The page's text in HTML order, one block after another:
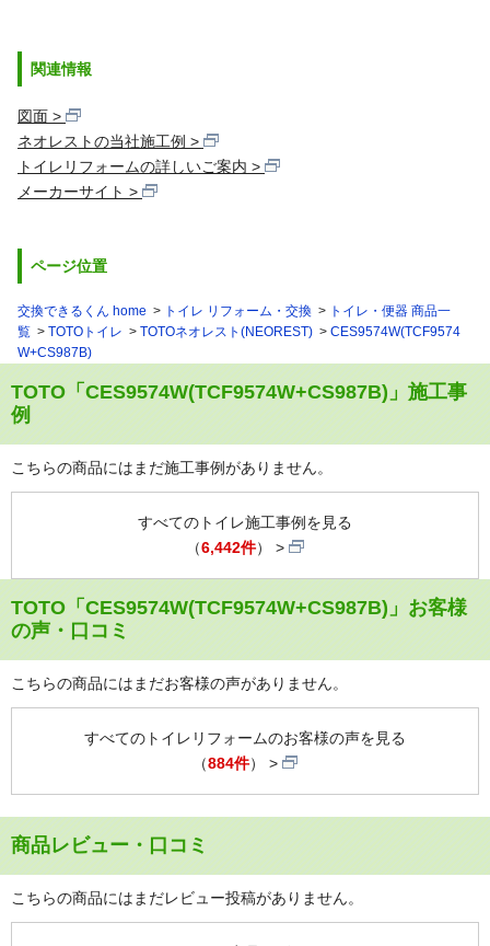
関連情報
図面
ネオレストの当社施工例
トイレリフォームの詳しいご案内
メーカーサイト
ページ位置
交換できるくん home トイレ リフォーム・交換
トイレ・便器 商品一
覧
TOTOトイレ TOTOネオレスト(NEOREST)
CES9574W(TCF9574
W+CS987B)
TOTO「CES9574W(TCF9574W+CS987B)」施工事
例
こちらの商品にはまだ施工事例がありません。
すべてのトイレ施工事例を見る
（6,442件）
TOTO「CES9574W(TCF9574W+CS987B)」お客様
の声・口コミ
こちらの商品にはまだお客様の声がありません。
すべてのトイレリフォームのお客様の声を見る
（884件）
商品レビュー・口コミ
こちらの商品にはまだレビュー投稿がありません。